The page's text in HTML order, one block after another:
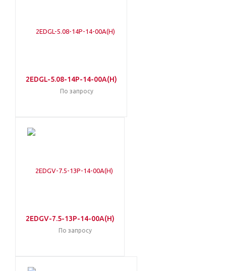
2EDGL-5.08-14P-14-00A(H)
По запросу
2EDGV-7.5-13P-14-00A(H)
По запросу